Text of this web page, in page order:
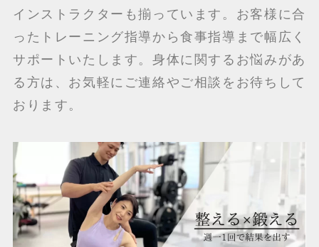
インストラクターも揃っています。お客様に合
ったトレーニング指導から食事指導まで幅広く
サポートいたします。身体に関するお悩みがあ
る方は、お気軽にご連絡やご相談をお待ちして
おります。